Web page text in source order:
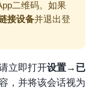
二维码。如果
接设备并退出登
立即打开设置→已
，并将该会话视为